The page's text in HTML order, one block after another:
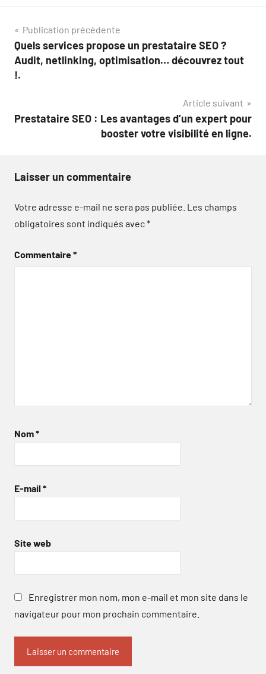
Navigation
de
l’article
Publication précédente
Quels services propose un prestataire SEO ?
Audit, netlinking, optimisation… découvrez tout
!.
Article suivant
Prestataire SEO : Les avantages d’un expert pour
booster votre visibilité en ligne.
Laisser un commentaire
Votre adresse e-mail ne sera pas publiée. Les champs
obligatoires sont indiqués avec*
Commentaire*
Nom*
E-mail *
Site web
Enregistrer mon nom, mon e-mail et mon site dans le
navigateur pour mon prochain commentaire.